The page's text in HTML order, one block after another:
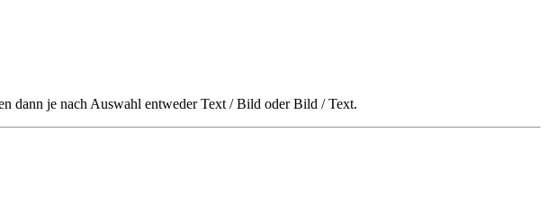
dann je nach Auswahl entweder Text / Bild oder Bild / Text.